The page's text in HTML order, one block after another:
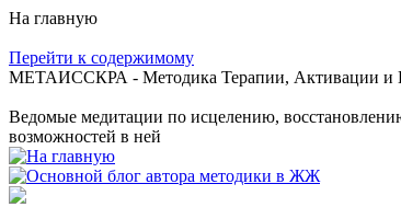
На главную
Перейти к содержимому
МЕТАИССКРА - Методика Терапии, Активации и
Ведомые медитации по исцелению,
возможностей в ней